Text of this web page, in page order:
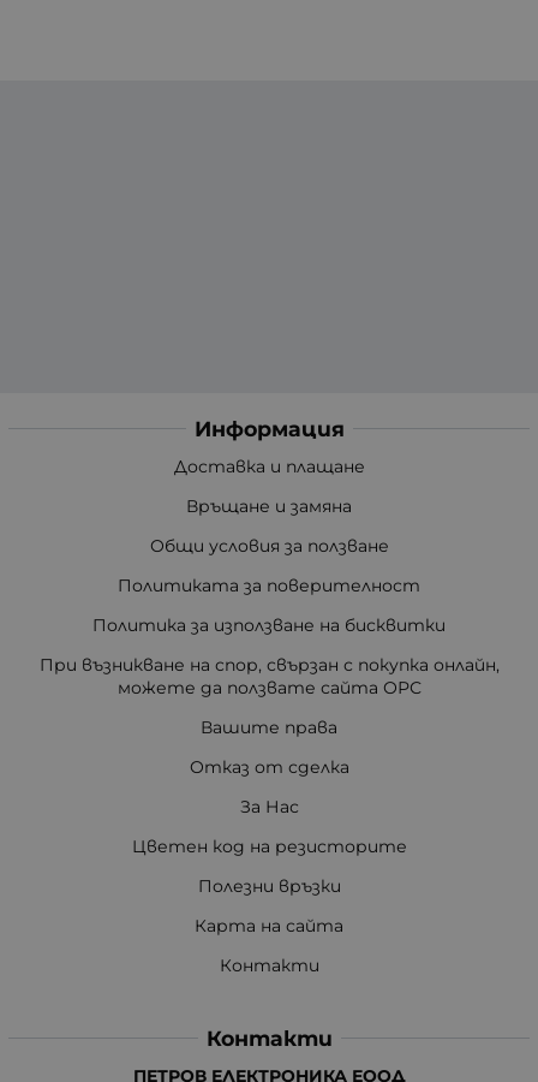
Информация
Доставка и плащане
Връщане и замяна
Общи условия за ползване
Политиката за поверителност
Политика за използване на бисквитки
При възникване на спор, свързан с покупка онлайн,
можете да ползвате сайта ОРС
Вашите права
Отказ от сделка
За Нас
Цветен код на резисторите
Полезни връзки
Карта на сайта
Контакти
Контакти
ПЕТРОВ ЕЛЕКТРОНИКА ЕООД